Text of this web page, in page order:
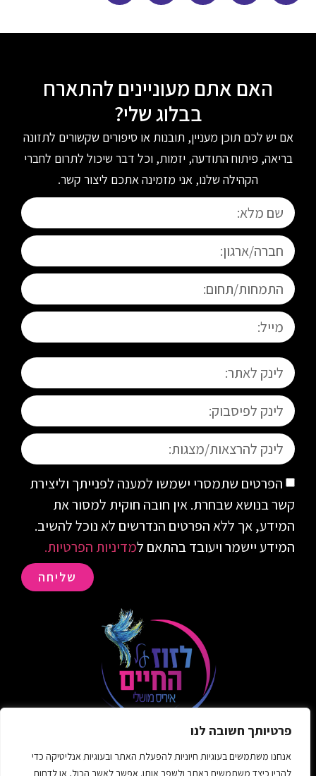
פרטיותך חשובה לנו
אנחנו משתמשים בעוגיות חיוניות להפעלת האתר ובעוגיות אנליטיקה כדי
להבין כיצד משתמשים באתר ולשפר אותו. אפשר לאשר הכול, או לדחות
info@movinglifeblog.co.il
האם אתם מעוניינים להתארח
בבלוג שלי?
אם יש לכם תוכן מעניין, תובנות או סיפורים שקשורים לתזונה
בריאה, פיתוח התודעה, יזמות, וכל דבר שיכול לתרום לחברי
הקהילה שלנו, אני מזמינה אתכם ליצור קשר.
הפרטים שתמסרי ישמשו למענה לפנייתך וליצירת
קשר בנושא שבחרת. אין חובה חוקית למסור את
המידע, אך ללא הפרטים הנדרשים לא נוכל להשיב.
המידע יישמר ויעובד בהתאם למדיניות הפרטיות.
שליחה